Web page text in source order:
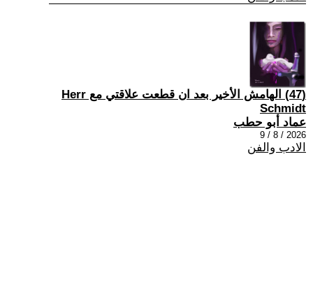
(47) الهامش الأخير بعد ان قطعت علاقتي مع Herr
Schmidt
عماد أبو حطب
2026 / 8 / 9
الادب والفن